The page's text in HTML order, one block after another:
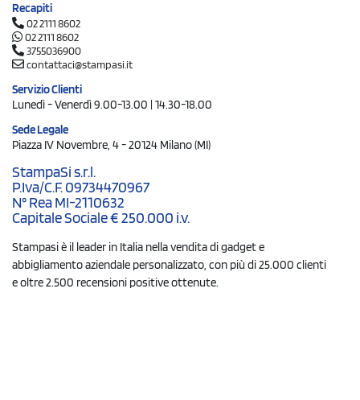
Recapiti
02 2111 8602
02 2111 8602
3755036900
contattaci@stampasi.it
Servizio Clienti
Lunedì - Venerdì 9.00-13.00 | 14.30-18.00
Sede Legale
Piazza IV Novembre, 4 - 20124 Milano (MI)
StampaSi s.r.l.
P.Iva/C.F. 09734470967
N° Rea MI-2110632
Capitale Sociale € 250.000 i.v.
Stampasi è il leader in Italia nella vendita di gadget e
abbigliamento aziendale personalizzato, con più di 25.000 clienti
e oltre 2.500 recensioni positive ottenute.